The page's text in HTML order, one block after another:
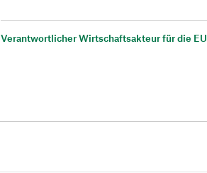
Verantwortlicher Wirtschaftsakteur für die EU